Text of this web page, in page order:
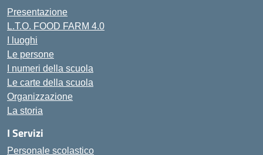
Presentazione
L.T.O. FOOD FARM 4.0
I luoghi
Le persone
I numeri della scuola
Le carte della scuola
Organizzazione
La storia
I Servizi
Personale scolastico